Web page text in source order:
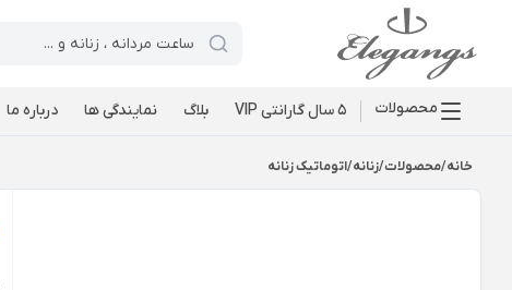
محصولات 5 سال گارانتی VIP بلاگ نمایندگی ها درباره ما
خانه/محصولات/زنانه/اتوماتیک زنانه